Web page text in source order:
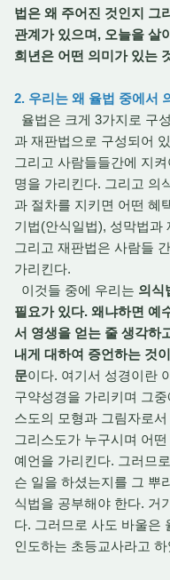
법은 왜 주어진 것인지 그
관계가 있으며, 오늘을 살
희년은 어떤 의미가 있는
2. 우리는 왜 율법 중에서
율법은 크게 3가지로 구
과 재판법으로 구성되어
그리고 사람들들간에 지
명을 가리킨다. 그리고 의
과 절차를 지키면 어떤 혜
기법(안식일법), 성막법과
그리고 재판법은 사람들
가리킨다.
이것들 중에 우리는 의식
필요가 있다. 왜냐하면 예
서 영생을 얻는 줄 생각하
내게 대하여 증언하는 것
문이다. 여기서 성경이란
구약성경을 가리키며 그
스도의 모형과 그림자로
그리스도가 누구시며 어
예언을 가리킨다. 그러므
슨 일을 하셨는지를 그 뿌
식법을 공부해야 한다. 거
다. 그러므로 사도 바울은
인도하는 초등교사라고